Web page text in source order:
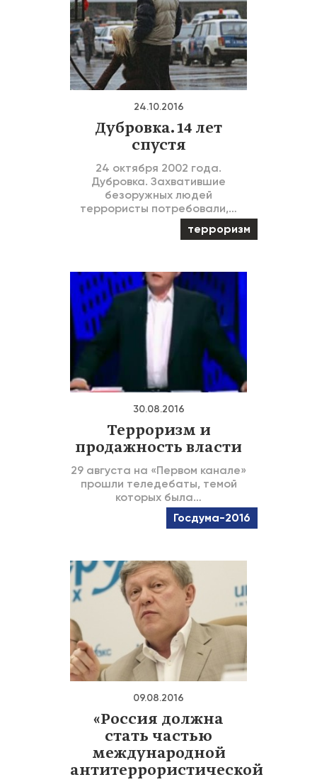
24.10.2016
Дубровка. 14 лет
спустя
24 октября 2002 года.
Дубровка. Захватившие
безоружных людей
террористы потребовали,…
терроризм
30.08.2016
Терроризм и
продажность власти
29 августа на «Первом канале»
прошли теледебаты, темой
которых была…
Госдума-2016
09.08.2016
«Россия должна
стать частью
международной
антитеррористической